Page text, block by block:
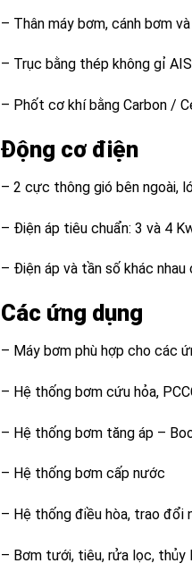
– Thân máy bơm, cánh bơm
– Trục bằng thép không gỉ
– Phốt cơ khí bằng Carbon /
Động cơ điện
– 2 cực thông gió bên ngoài,
– Điện áp tiêu chuẩn: 3 và 4
– Điện áp và tần số khác nhau
Các ứng dụng
– Máy bơm phù hợp cho các
– Hệ thống bơm cứu hỏa,
– Hệ thống bơm tăng áp –
– Hệ thống bơm cấp nước
– Hệ thống điều hòa, trao đổi
– Bơm tưới, tiêu, rửa lọc, thủy